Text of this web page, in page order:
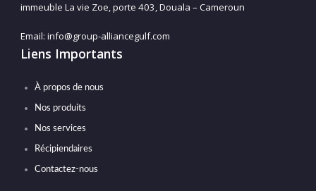
immeuble La vie Zoe, porte 403, Douala – Cameroun
Email: info@group-alliancegulf.com
Liens Importants
À propos de nous
Nos produits
Nos services
Récipiendaires
Contactez-nous